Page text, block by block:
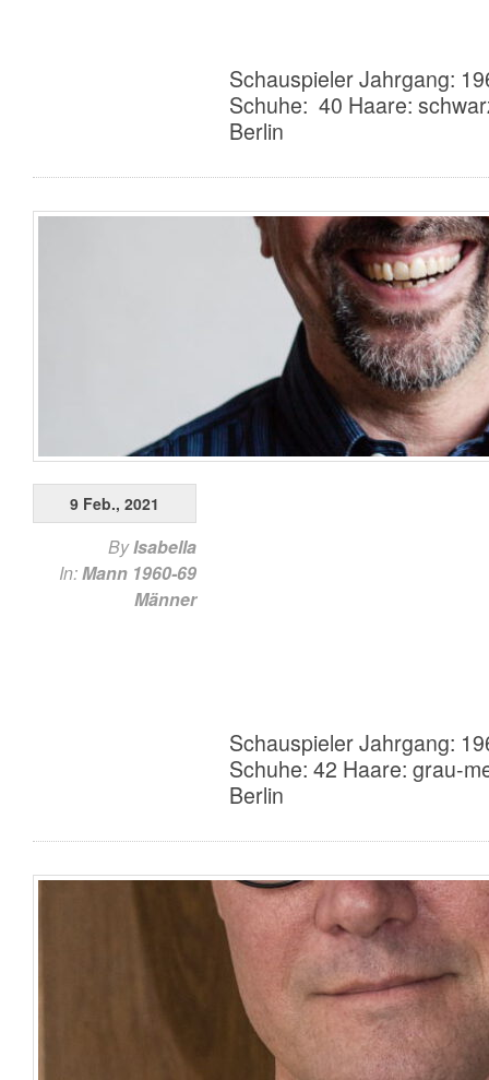
Schauspieler Jahrgang:
Schuhe: 40 Haare:
Berlin
Schauspieler Jahrgang:
Schuhe: 42 Haare: grau-
Berlin
9 Feb., 2021
ByIsabella
In:Mann 1960-69
Männer